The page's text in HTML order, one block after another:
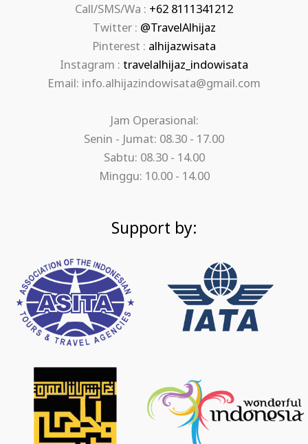
Call/SMS/Wa : +62 8111341212
Twitter : @TravelAlhijaz
Pinterest : alhijazwisata
Instagram : travelalhijaz_indowisata
Email: info.alhijazindowisata@gmail.com
Jam Operasional:
Senin - Jumat: 08.30 - 17.00
Sabtu: 08.30 - 14.00
Minggu: 10.00 - 14.00
Support by: